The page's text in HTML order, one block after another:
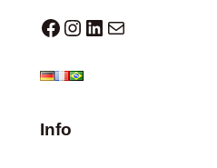
Dogo facebook InstagramLinkedIn Correo electrónico
Info